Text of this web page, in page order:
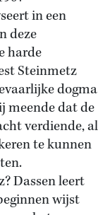
in een
deze
harde
Steinmetz
dogma
meende dat de
verdiende, al
te kunnen
Dassen leert
wijst